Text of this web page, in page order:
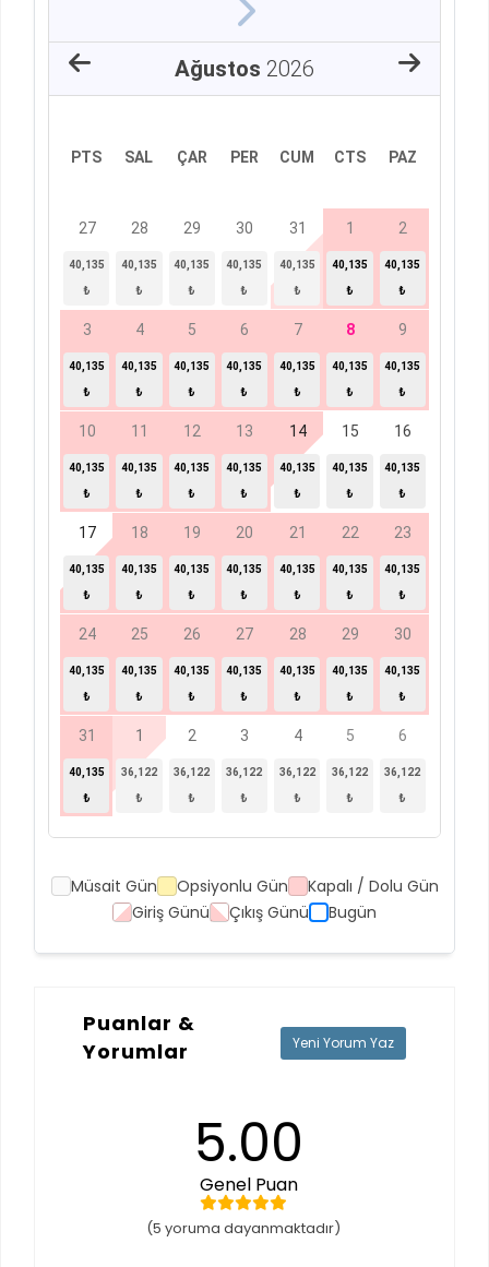
Ağustos 2026
PTS SAL ÇAR PER CUM CTS PAZ
27
40,135
₺
28
40,135
₺
29
40,135
₺
30
40,135
₺
31
40,135
₺
1
40,135
₺
2
40,135
₺
3
40,135
₺
4
40,135
₺
5
40,135
₺
6
40,135
₺
7
40,135
₺
8
40,135
₺
9
40,135
₺
10
40,135
₺
11
40,135
₺
12
40,135
₺
13
40,135
₺
14
40,135
₺
15
40,135
₺
16
40,135
₺
17
40,135
₺
18
40,135
₺
19
40,135
₺
20
40,135
₺
21
40,135
₺
22
40,135
₺
23
40,135
₺
24
40,135
₺
25
40,135
₺
26
40,135
₺
27
40,135
₺
28
40,135
₺
29
40,135
₺
30
40,135
₺
31
40,135
₺
1
36,122
₺
2
36,122
₺
3
36,122
₺
4
36,122
₺
5
36,122
₺
6
36,122
₺
Müsait Gün Opsiyonlu Gün
Kapalı / Dolu Gün
Giriş Günü
Çıkış Günü Bugün
Puanlar &
Yorumlar
Yeni Yorum Yaz
5.00
Genel Puan
(5 yoruma dayanmaktadır)